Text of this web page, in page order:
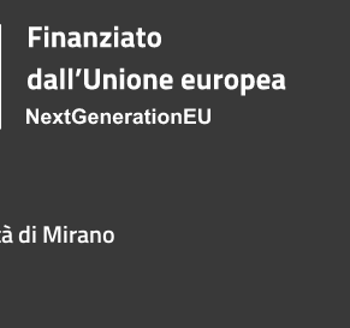
di Mirano